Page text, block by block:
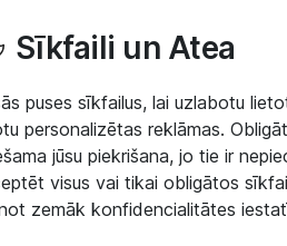
Sīkfaili un Atea
puses sīkfailus, lai uzlabotu
personalizētas reklāmas.
jūsu piekrišana, jo tie ir
visus vai tikai obligātos
zemāk konfidencialitātes